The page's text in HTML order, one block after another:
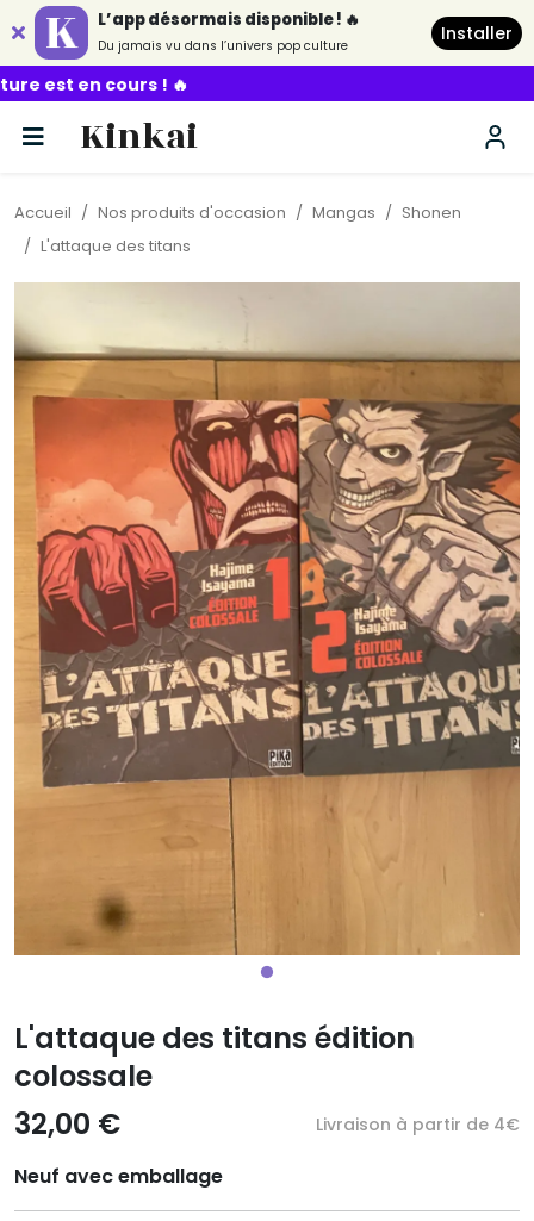
L’app désormais disponible ! 🔥
Du jamais vu dans l’univers pop culture
Installer
! 🔥
Kinkai
Accueil Nos produits d'occasion Mangas
Shonen
L'attaque des titans
L'attaque des titans édition
colossale
32,00 €
Livraison à partir de 4€
Neuf avec emballage